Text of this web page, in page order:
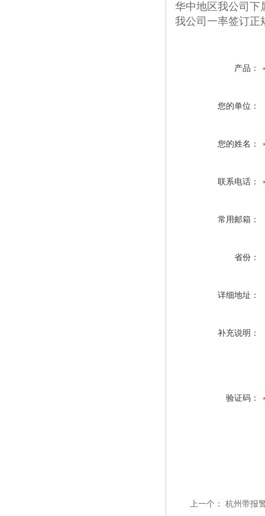
华中地区我公司下
我公司一率签订正
产品：
您的单位：
您的姓名：
联系电话：
常用邮箱：
省份：
详细地址：
补充说明：
验证码：
上一个： 杭州带报